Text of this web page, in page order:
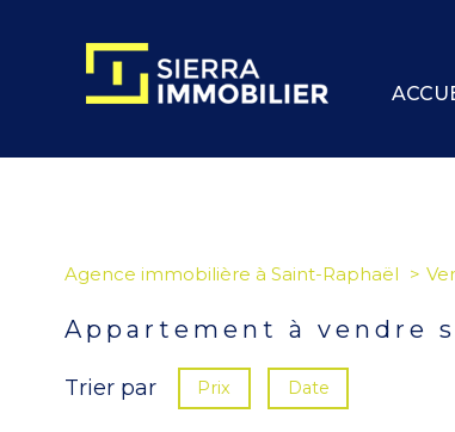
Agence immobilière à Saint-Raphaël
appartement à vendre
Trier par Prix Date